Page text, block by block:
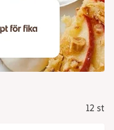
12 st